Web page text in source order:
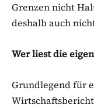
Grenzen nicht
deshalb auch
Wer liest die
Grundlegend für